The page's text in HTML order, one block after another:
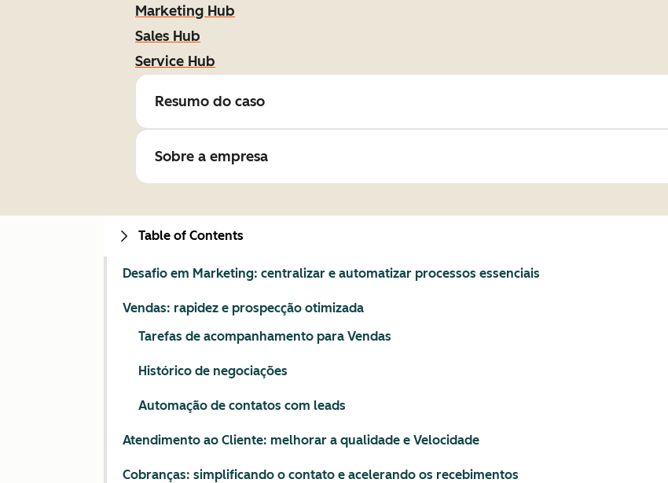
Marketing Hub
Sales Hub
Service Hub
Resumo do caso
Sobre a empresa
Table of Contents
Desafio em Marketing: centralizar e automatizar processos essenciais
Vendas: rapidez e prospecção otimizada
Tarefas de acompanhamento para Vendas
Histórico de negociações
Automação de contatos com leads
Atendimento ao Cliente: melhorar a qualidade e Velocidade
Cobranças: simplificando o contato e acelerando os recebimentos